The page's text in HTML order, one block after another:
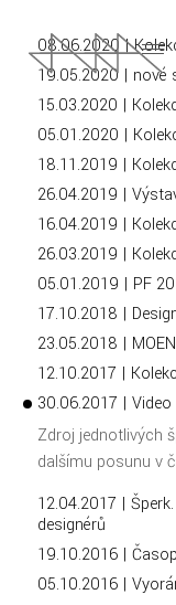
08.06.2020 |
19.05.2020 | nové
15.03.2020 |
05.01.2020 |
18.11.2019 |
26.04.2019 |
16.04.2019 |
26.03.2019 |
05.01.2019 | PF
17.10.2018 |
23.05.2018 |
12.10.2017 |
30.06.2017 | Video
Zdroj jednotlivých
dalšímu posunu v
12.04.2017 |
designérů
19.10.2016 |
05.10.2016 |